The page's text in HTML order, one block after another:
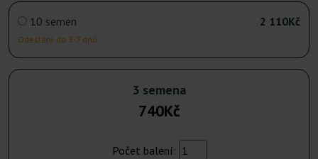
10 semen
Odeslání do 3-7 dnů
2 110Kč
3 semena
740Kč
Počet balení: